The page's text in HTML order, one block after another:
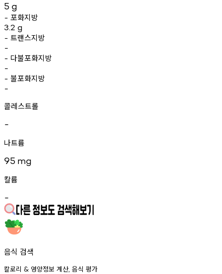
5 g
- 포화지방
3.2 g
- 트랜스지방
-
- 다불포화지방
-
- 불포화지방
-
콜레스트롤
-
나트륨
95 mg
칼륨
-
음식 검색
칼로리 & 영양정보 계산, 음식 평가